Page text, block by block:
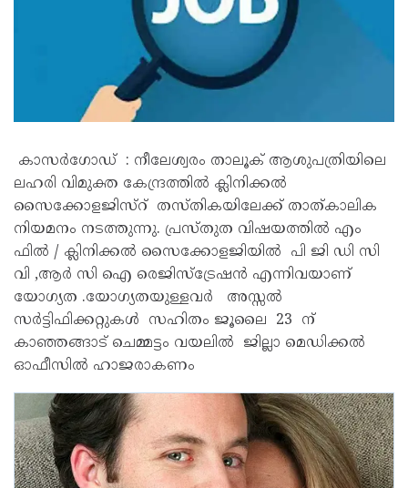
കാസർഗോഡ് : നീലേശ്വരം താലൂക് ആശുപത്രിയിലെ
ലഹരി വിമുക്ത കേന്ദ്രത്തിൽ ക്ലിനിക്കൽ
സൈക്കോളജിസ്റ് തസ്തികയിലേക്ക് താത്കാലിക
നിയമനം നടത്തുന്നു. പ്രസ്തുത വിഷയത്തിൽ എം
ഫിൽ / ക്ലിനിക്കൽ സൈക്കോളജിയിൽ പി ജി ഡി സി
വി ,ആർ സി ഐ രെജിസ്ട്രേഷൻ എന്നിവയാണ്
യോഗ്യത .യോഗ്യതയുള്ളവർ അസ്സൽ
സർട്ടിഫിക്കറ്റുകൾ സഹിതം ജൂലൈ 23 ന്
കാഞ്ഞങ്ങാട് ചെമ്മട്ടം വയലിൽ ജില്ലാ മെഡിക്കൽ
ഓഫീസിൽ ഹാജരാകണം